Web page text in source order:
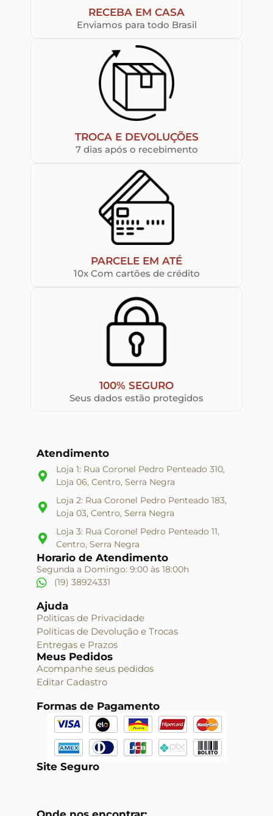
RECEBA EM CASA
Enviamos para todo Brasil
TROCA E DEVOLUÇÕES
7 dias após o recebimento
PARCELE EM ATÉ
10x Com cartões de crédito
100% SEGURO
Seus dados estão protegidos
Atendimento
Loja 1: Rua Coronel Pedro Penteado 310,
Loja 06, Centro, Serra Negra
Loja 2: Rua Coronel Pedro Penteado 183,
Loja 03, Centro, Serra Negra
Loja 3: Rua Coronel Pedro Penteado 11,
Centro, Serra Negra
Horario de Atendimento
Segunda a Domingo: 9:00 às 18:00h
(19) 38924331
Ajuda
Politicas de Privacidade
Politicas de Devolução e Trocas
Entregas e Prazos
Meus Pedidos
Acompanhe seus pedidos
Editar Cadastro
Formas de Pagamento
Site Seguro